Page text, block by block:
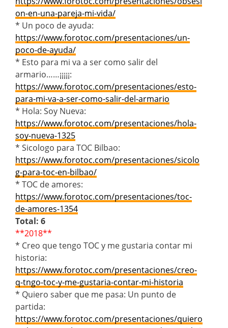
on-en-una-pareja-mi-vida/
* Un poco de ayuda:
https://www.forotoc.com/presentaciones/un-
poco-de-ayuda/
* Esto para mi va a ser como salir del
armario……¡¡¡¡¡:
https://www.forotoc.com/presentaciones/esto-
para-mi-va-a-ser-como-salir-del-armario
* Hola: Soy Nueva:
https://www.forotoc.com/presentaciones/hola-
soy-nueva-1325
* Sicologo para TOC Bilbao:
https://www.forotoc.com/presentaciones/sicolo
g-para-toc-en-bilbao/
* TOC de amores:
https://www.forotoc.com/presentaciones/toc-
de-amores-1354
Total: 6
**2018**
* Creo que tengo TOC y me gustaria contar mi
historia:
https://www.forotoc.com/presentaciones/creo-
q-tngo-toc-y-me-gustaria-contar-mi-historia
* Quiero saber que me pasa: Un punto de
partida:
https://www.forotoc.com/presentaciones/quiero